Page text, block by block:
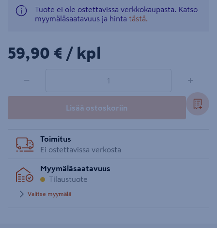
Tuote ei ole ostettavissa verkkokaupasta. Katso
myymäläsaatavuus ja hinta tästä.
59,90€/kpl
59,90 € / kpl
− +
Lisää ostoskoriin
Toimitus
Ei ostettavissa verkosta
Myymäläsaatavuus
Tilaustuote
Valitse myymälä